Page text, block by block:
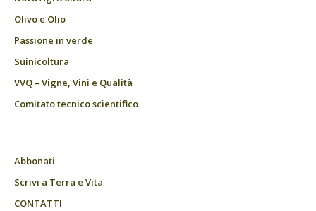
Olivo e Olio
Passione in verde
Suinicoltura
VVQ – Vigne, Vini e Qualità
Comitato tecnico scientifico
Abbonati
Scrivi a Terra e Vita
CONTATTI